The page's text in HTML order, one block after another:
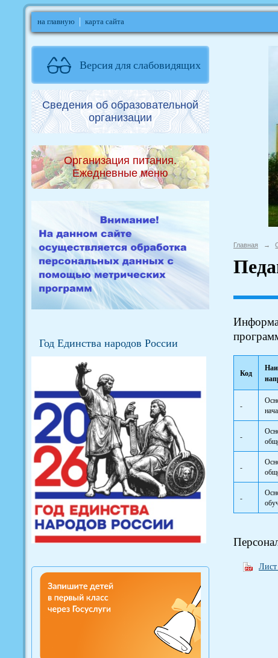
на главную карта сайта
Версия для слабовидящих
Сведения об образовательной
организации
Организация питания.
Ежедневные меню
Год Единства народов России
Главная →
Код
-
-
-
-